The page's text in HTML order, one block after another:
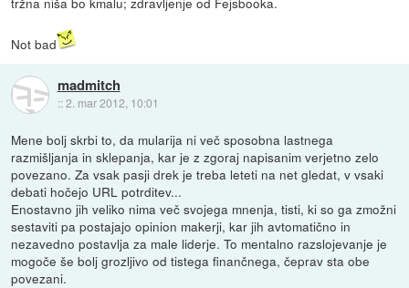
Not bad
madmitch
::2. mar 2012, 10:01
Mene bolj skrbi to, da mularija ni več sposobna lastnega
razmišljanja in sklepanja, kar je z zgoraj napisanim verjetno zelo
povezano. Za vsak pasji drek je treba leteti na net gledat, v vsaki
debati hočejo URL potrditev...
Enostavno jih veliko nima več svojega mnenja, tisti, ki so ga zmožni
sestaviti pa postajajo opinion makerji, kar jih avtomatično in
nezavedno postavlja za male liderje. To mentalno razslojevanje je
mogoče še bolj grozljivo od tistega finančnega, čeprav sta obe
povezani.